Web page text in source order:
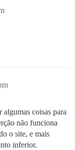
coisas para
não funciona
o site, e mais
inferior.